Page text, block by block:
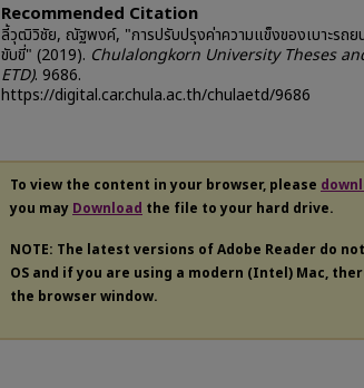
Recommended Citation
ลี้วุฒิวิชัย, ณัฐพงค์, "การปรับปรุงค่าความแข็งของเบาะรถ
ขับขี่" (2019). Chulalongkorn University Theses
ETD). 9686.
https://digital.car.chula.ac.th/chulaetd/9686
To view the content in your browser, please
you may Download the file to your hard drive.
NOTE: The latest versions of Adobe Reader do
OS and if you are using a modern (Intel) Mac,
the browser window.